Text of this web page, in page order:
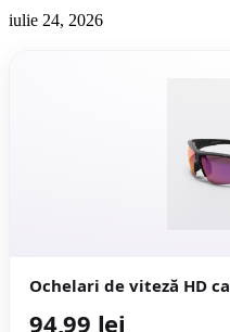
iulie 24, 2026
Ochelari de viteză HD
94,99 lei